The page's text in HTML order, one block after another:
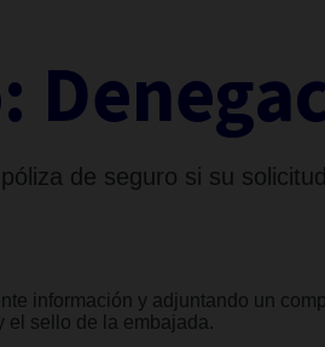
de seguro si su
información y adjuntando un
el sello de la embajada.